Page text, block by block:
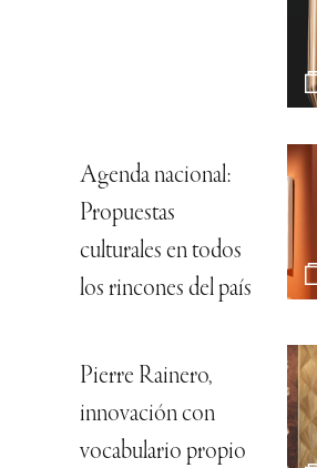
Agenda nacional:
Propuestas
culturales en todos
los rincones del país
Pierre Rainero,
innovación con
vocabulario propio